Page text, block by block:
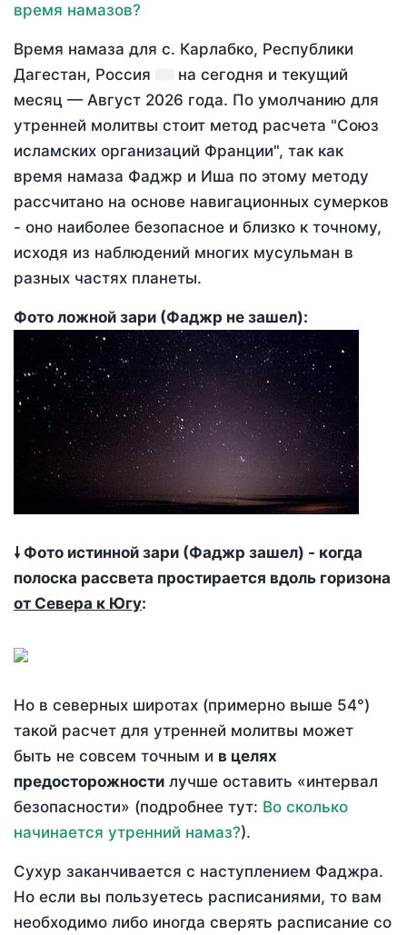
время намазов?
Время намаза для с. Карлабко, Республики
Дагестан, Россия
на сегодня и текущий
месяц — Август 2026 года. По умолчанию для
утренней молитвы стоит метод расчета "Союз
исламских организаций Франции", так как
время намаза Фаджр и Иша по этому методу
рассчитано на основе навигационных сумерков
- оно наиболее безопасное и близко к точному,
исходя из наблюдений многих мусульман в
разных частях планеты.
Фото ложной зари (Фаджр не зашел):
🠗 Фото истинной зари (Фаджр зашел) - когда
полоска рассвета простирается вдоль горизона
от Севера к Югу:
Но в северных широтах (примерно выше 54°)
такой расчет для утренней молитвы может
быть не совсем точным и в целях
предосторожности лучше оставить «интервал
безопасности» (подробнее тут: Во сколько
начинается утренний намаз?).
Сухур заканчивается с наступлением Фаджра.
Но если вы пользуетесь расписаниями, то вам
необходимо либо иногда сверять расписание со